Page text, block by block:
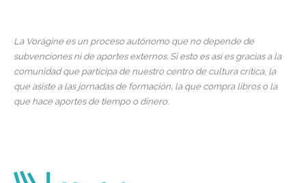
La Vorágine es un proceso autónomo que no depende de
subvenciones ni de aportes externos. Si esto es así es gracias a la
comunidad que participa de nuestro centro de cultura crítica, la
que asiste a las jornadas de formación, la que compra libros o la
que hace aportes de tiempo o dinero.